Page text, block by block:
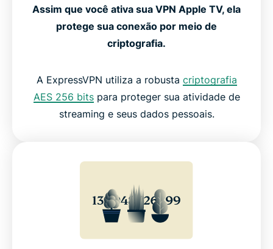
O que as pessoas estão dizendo sobre a
Perguntas frequentes: VPN para Apple TV
Assim que você ativa sua VPN Apple TV, ela
protege sua conexão por meio de
criptografia.
A ExpressVPN utiliza a robusta criptografia
AES 256 bitspara proteger sua atividade de
streaming e seus dados pessoais.